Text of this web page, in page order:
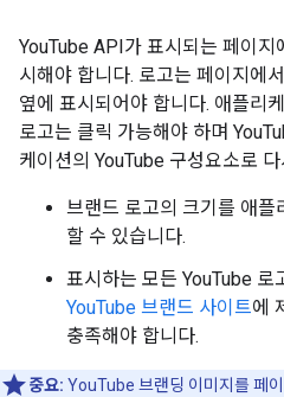
YouTube API가 표시되는 페이
시해야 합니다. 로고는 페이지에
옆에 표시되어야 합니다. 애플리
로고는 클릭 가능해야 하며
케이션의 YouTube 구성요소로
브랜드 로고의 크기를 애플
할 수 있습니다.
표시하는 모든 YouTube 로
YouTube 브랜드 사이트에
충족해야 합니다.
중요: YouTube 브랜딩 이미지를 페